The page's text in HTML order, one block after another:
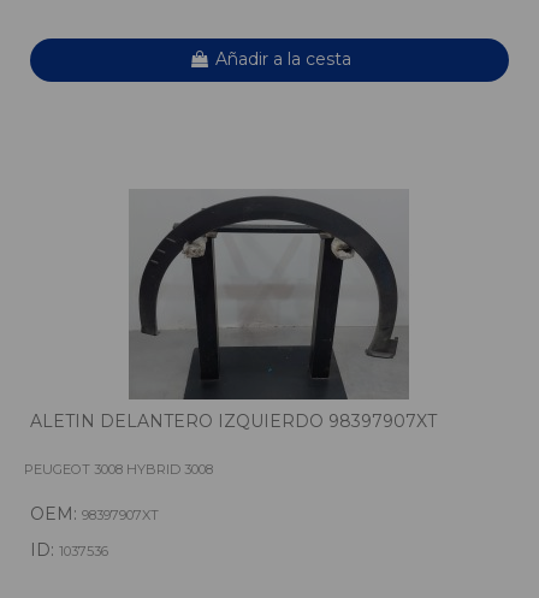
Añadir a la cesta
ALETIN DELANTERO IZQUIERDO 98397907XT
PEUGEOT 3008 HYBRID 3008
OEM: 98397907XT
ID: 1037536